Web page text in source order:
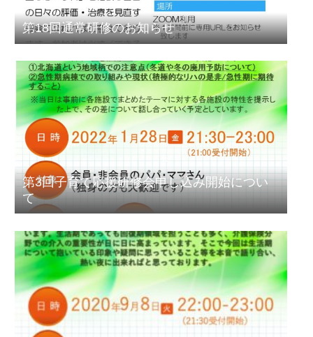
第18回通常研修のお知らせ
第3回子育て応援研修会申し込み開始につい
て